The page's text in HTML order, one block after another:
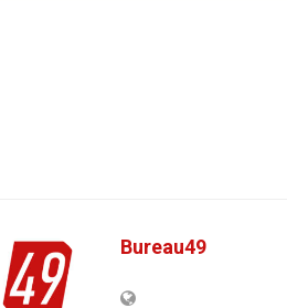
Bureau49